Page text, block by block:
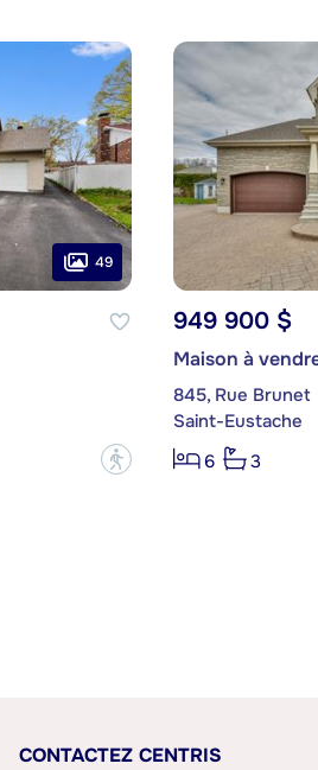
49
?
949 900 $
Maison à
845, Rue Brunet
Saint-Eustache
6
3
CONTACTEZ CENTRIS